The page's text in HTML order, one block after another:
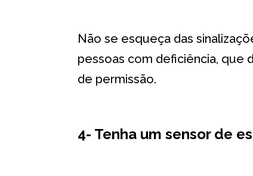
Não se esqueça das
pessoas com deficiência, que
de permissão.
4- Tenha um sensor de